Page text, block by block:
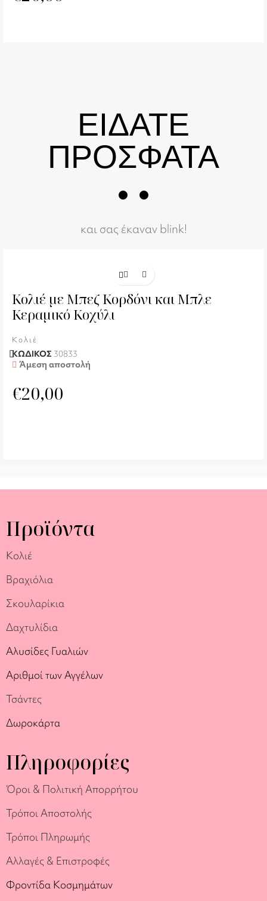
ΕΙΔΑΤΕ
ΠΡΟΣΦΑΤΑ
και σας έκαναν blink!
Κολιέ με Μπεζ Κορδόνι και Μπλε
Κεραμικό Κοχύλι
Κολιέ
ΚΩΔΙΚΟΣ 30833
Άμεση αποστολή
€20,00
Προϊόντα
Κολιέ
Βραχιόλια
Σκουλαρίκια
Δαχτυλίδια
Αλυσίδες Γυαλιών
Αριθμοί των Αγγέλων
Τσάντες
Δωροκάρτα
Πληροφορίες
Όροι & Πολιτική Απορρήτου
Τρόποι Αποστολής
Τρόποι Πληρωμής
Αλλαγές & Επιστροφές
Φροντίδα Κοσμημάτων